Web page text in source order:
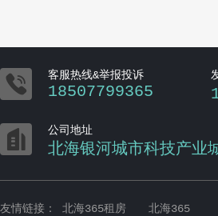
 客服热线&举报投诉
18507799365
 公司地址
北海银河城市科技产业
友情链接： 北海365租房 北海365